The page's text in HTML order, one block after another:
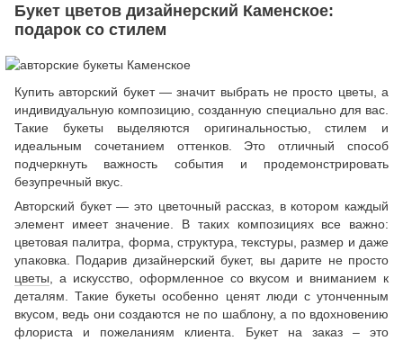
Букет цветов дизайнерский Каменское:
подарок со стилем
Купить авторский букет — значит выбрать не просто цветы, а
индивидуальную композицию, созданную специально для вас.
Такие букеты выделяются оригинальностью, стилем и
идеальным сочетанием оттенков. Это отличный способ
подчеркнуть важность события и продемонстрировать
безупречный вкус.
Авторский букет — это цветочный рассказ, в котором каждый
элемент имеет значение. В таких композициях все важно:
цветовая палитра, форма, структура, текстуры, размер и даже
упаковка. Подарив дизайнерский букет, вы дарите не просто
цветы , а искусство, оформленное со вкусом и вниманием к
деталям. Такие букеты особенно ценят люди с утонченным
вкусом, ведь они создаются не по шаблону, а по вдохновению
флориста и пожеланиям клиента. Букет на заказ – это